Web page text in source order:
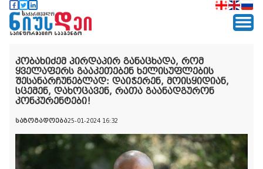
კობახიძემ პირდაპირ განაცხადა, რომ
ყველაფერს გააკეთებენ ხელისუფლების
შესანარჩუნებლად: დაიჭერენ, მოისყიდიან,
სცემენ, დახოცავენ, რათა გაანადგურონ
კონკურენტები!
საზოგადოება25-01-2024 16:32